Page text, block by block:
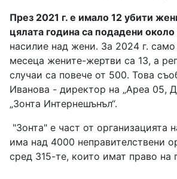
През 2021 г. е имало 12 убити
цялата година са подадени
насилие над жени. За 2024 г.
месеца жените-жертви са 13, а
случаи са повече от 500. Това
Иванова - директор на „Ареа 05,
„Зонта Интернешънъл“.
"Зонта" е част от организацията
има над 4000 неправителствени
сред 315-те, които имат право на